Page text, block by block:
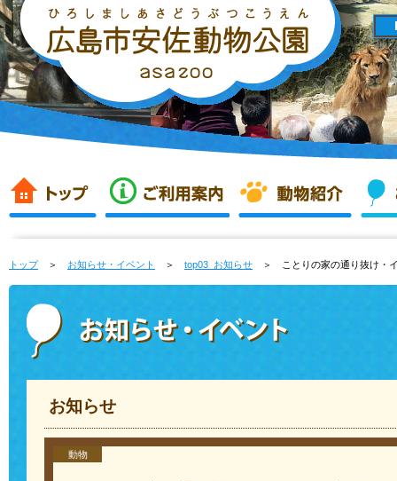
トップ＞ お知らせ・イベント ＞ top03_お知らせ ＞ ことりの家の通り抜け・イ
お知らせ
動物